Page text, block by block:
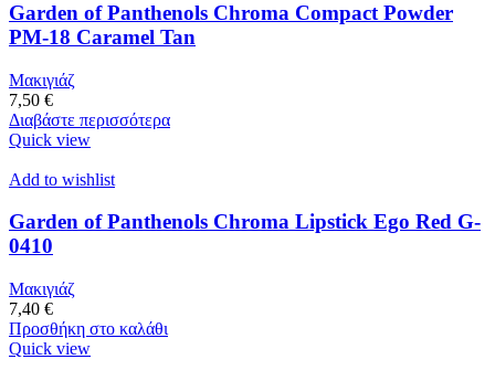
Garden of Panthenols Chroma Compact Powder
PM-18 Caramel Tan
Μακιγιάζ
7,50 €
Διαβάστε περισσότερα
Quick view
Add to wishlist
Garden of Panthenols Chroma Lipstick Ego Red G-
0410
Μακιγιάζ
7,40 €
Προσθήκη στο καλάθι
Quick view